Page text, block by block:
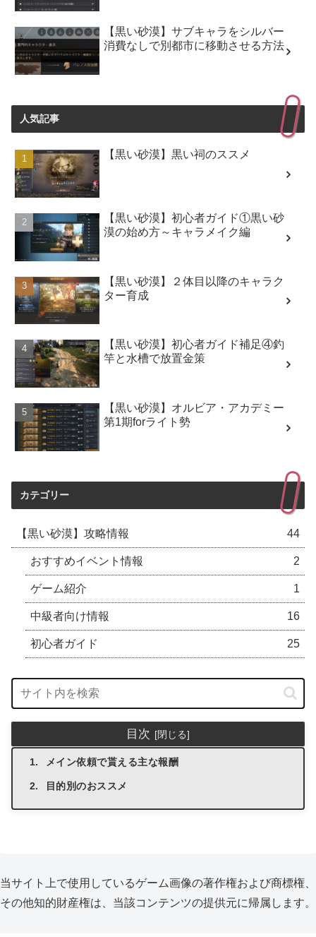
【黒い砂漠】サブキャラをシルバー
消費なしで別都市に移動させる方法
人気記事
【黒い砂漠】黒い祠のススメ
【黒い砂漠】初心者ガイド①黒い砂
漠の始め方～キャラメイク編
【黒い砂漠】２体目以降のキャラク
ター育成
【黒い砂漠】初心者ガイド補足④釣
竿と水槽で放置金策
【黒い砂漠】オルビア・アカデミー
第1期forライト勢
カテゴリー
【黒い砂漠】攻略情報 44
おすすめイベント情報 2
ゲーム紹介 1
中級者向け情報 16
初心者ガイド 25
目次
メイン依頼で貰える主な報酬
目的別のおススメ
当サイト上で使用しているゲーム画像の著作権および商標権、
その他知的財産権は、当該コンテンツの提供元に帰属します。